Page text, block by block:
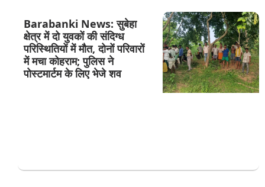
Barabanki News: सुबेहा
क्षेत्र में दो युवकों की संदिग्ध
परिस्थितियों में मौत, दोनों परिवारों
में मचा कोहराम; पुलिस ने
पोस्टमार्टम के लिए भेजे शव